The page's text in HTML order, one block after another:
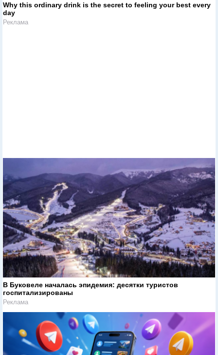
Why this ordinary drink is the secret to feeling your best every
day
Реклама
В Буковеле началась эпидемия: десятки туристов
госпитализированы
Реклама